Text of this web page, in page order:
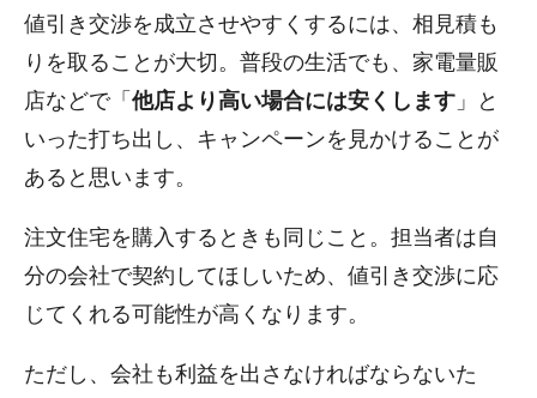
値引き交渉を成立させやすくするには、相見積も
りを取ることが大切。普段の生活でも、家電量販
店などで「 他店より高い場合には安くします 」と
いった打ち出し、キャンペーンを見かけることが
あると思います。
注文住宅を購入するときも同じこと。担当者は自
分の会社で契約してほしいため、値引き交渉に応
じてくれる可能性が高くなります。
ただし、会社も利益を出さなければならないた